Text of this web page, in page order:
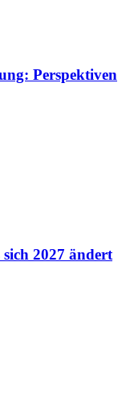
Perspektiven
2027 ändert